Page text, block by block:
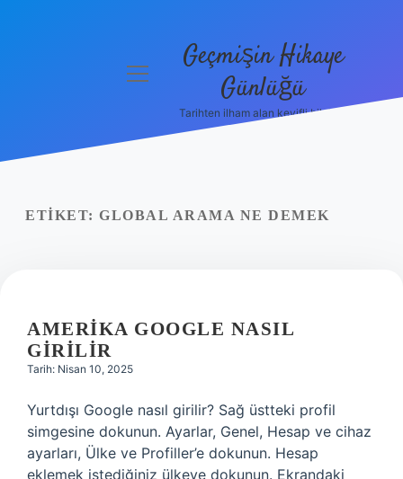
menüyü
Geçmişin Hikaye
Günlüğü
Tarihten ilham alan keyifli bilgiler!
ETIKET: GLOBAL ARAMA NE DEMEK
AMERIKA GOOGLE NASIL
GIRILIR
Tarih: Nisan 10, 2025
Yurtdışı Google nasıl girilir? Sağ üstteki profil
simgesine dokunun. Ayarlar, Genel, Hesap ve cihaz
ayarları, Ülke ve Profiller’e dokunun. Hesap
eklemek istediğiniz ülkeye dokunun. Ekrandaki